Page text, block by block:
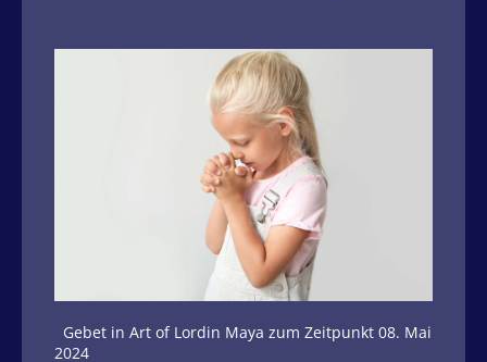
Gebet in Art of Lordin Maya zum Zeitpunkt 08. Mai
2024